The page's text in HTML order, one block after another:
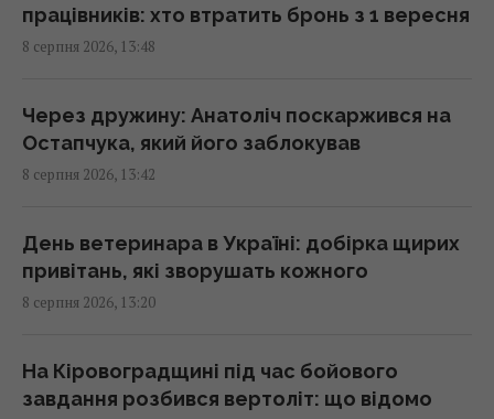
Чому коти влаштовують нічні забіги по
будинку: ветеринари пояснили таку дивну
13:53 субота, 08 серпня 2026
Експеримент розкрив, чи дійсно
13:50 субота, 08 серпня 2026
Імпорт скрапленого газу з Росії до ЄС різко
13:44 субота, 08 серпня 2026
працівників: хто втратить бронь з 1 вересня
8 серпня 2026, 13:48
Через дружину: Анатоліч поскаржився на
Остапчука, який його заблокував
8 серпня 2026, 13:42
День ветеринара в Україні: добірка щирих
привітань, які зворушать кожного
8 серпня 2026, 13:20
На Кіровоградщині під час бойового
завдання розбився вертоліт: що відомо